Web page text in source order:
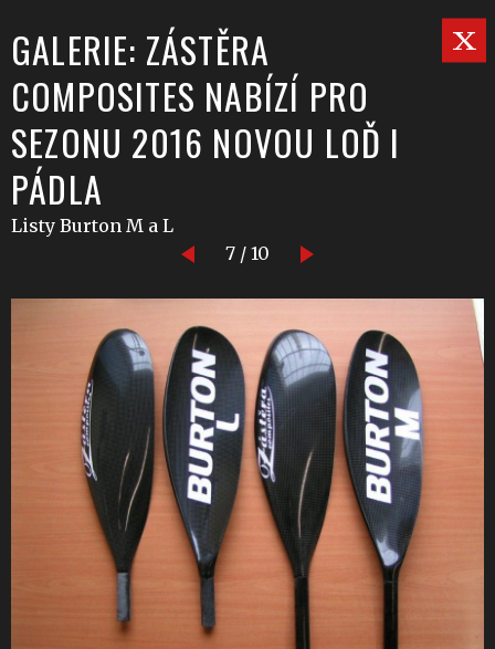
GALERIE: ZÁSTĚRA
COMPOSITES NABÍZÍ PRO
SEZONU 2016 NOVOU LOĎ I
PÁDLA
Listy Burton M a L
7 / 10